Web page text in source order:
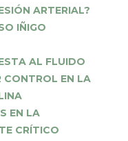
ARTERIAL?
IÑIGO
AL FLUIDO
CONTROL EN LA
EN LA
CRÍTICO